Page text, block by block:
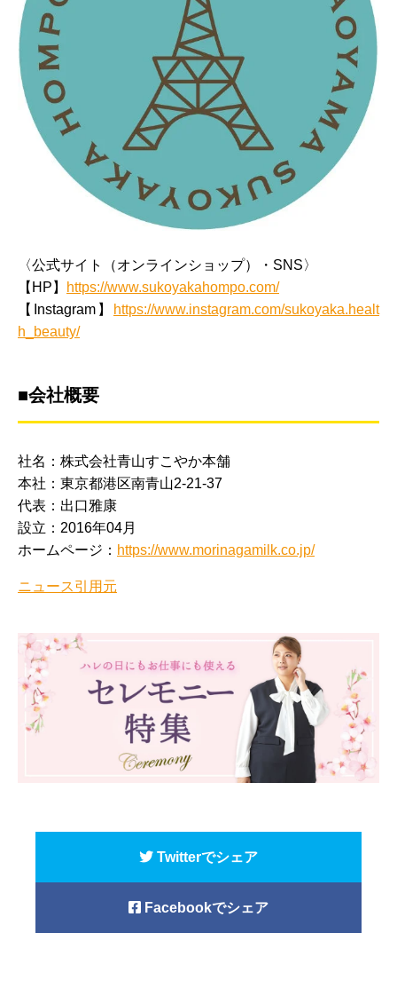
〈公式サイト（オンラインショップ）・SNS〉
【HP】
https://www.sukoyakahompo.com/
【Instagram】
https://www.instagram.com/sukoyaka.healt
h_beauty/
■会社概要
社名：株式会社青山すこやか本舗
本社：東京都港区南青山2-21-37
代表：出口雅康
設立：2016年04月
ホームページ： https://www.morinagamilk.co.jp/
ニュース引用元
Twitterでシェア
Facebookでシェア